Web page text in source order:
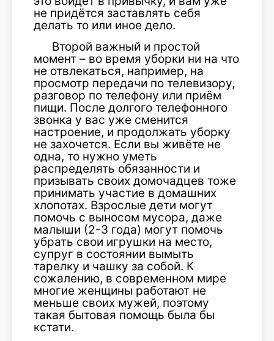
не придётся заставлять себя
делать то или иное дело.
Второй важный и простой
момент – во время уборки ни на что
не отвлекаться, например, на
просмотр передачи по телевизору,
разговор по телефону или приём
пищи. После долгого телефонного
звонка у вас уже сменится
настроение, и продолжать уборку
не захочется. Если вы живёте не
одна, то нужно уметь
распределять обязанности и
призывать своих домочадцев тоже
принимать участие в домашних
хлопотах. Взрослые дети могут
помочь с выносом мусора, даже
малыши (2-3 года) могут помочь
убрать свои игрушки на место,
супруг в состоянии вымыть
тарелку и чашку за собой. К
сожалению, в современном мире
многие женщины работают не
меньше своих мужей, поэтому
такая бытовая помощь была бы
кстати.